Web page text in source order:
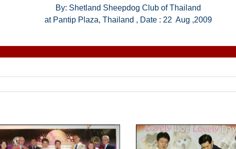
By: Shetland Sheepdog Club of Thailand
at Pantip Plaza, Thailand , Date : 22 Aug ,2009